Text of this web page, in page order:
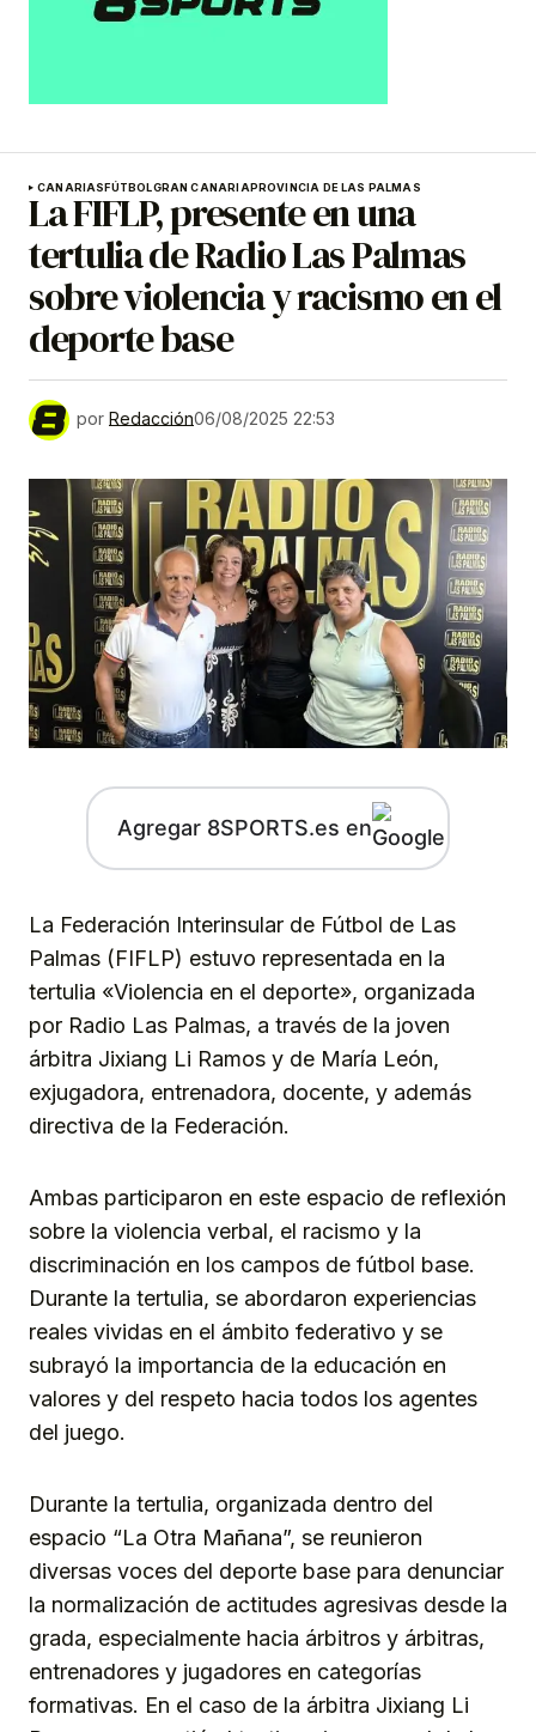
CANARIASFÚTBOLGRAN CANARIAPROVINCIA DE LAS PALMAS
La FIFLP, presente en una
tertulia de Radio Las Palmas
sobre violencia y racismo en el
deporte base
por Redacción06/08/2025 22:53
Agregar 8SPORTS.es en
La Federación Interinsular de Fútbol de Las
Palmas (FIFLP) estuvo representada en la
tertulia «Violencia en el deporte», organizada
por Radio Las Palmas, a través de la joven
árbitra Jixiang Li Ramos y de María León,
exjugadora, entrenadora, docente, y además
directiva de la Federación.
Ambas participaron en este espacio de reflexión
sobre la violencia verbal, el racismo y la
discriminación en los campos de fútbol base.
Durante la tertulia, se abordaron experiencias
reales vividas en el ámbito federativo y se
subrayó la importancia de la educación en
valores y del respeto hacia todos los agentes
del juego.
Durante la tertulia, organizada dentro del
espacio “La Otra Mañana”, se reunieron
diversas voces del deporte base para denunciar
la normalización de actitudes agresivas desde la
grada, especialmente hacia árbitros y árbitras,
entrenadores y jugadores en categorías
formativas. En el caso de la árbitra Jixiang Li